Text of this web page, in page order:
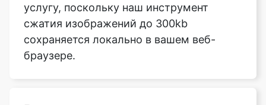
браузере.
В чем разница между